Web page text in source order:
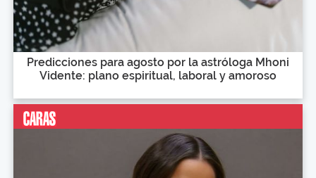
Predicciones para agosto por la astróloga Mhoni
Vidente: plano espiritual, laboral y amoroso